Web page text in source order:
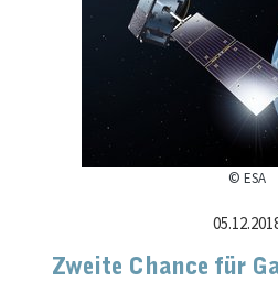
© ESA
Zweite Chance für